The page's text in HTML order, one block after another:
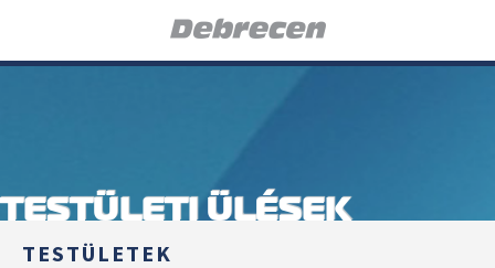
TESTÜLETI ÜLÉSEK
TESTÜLETEK